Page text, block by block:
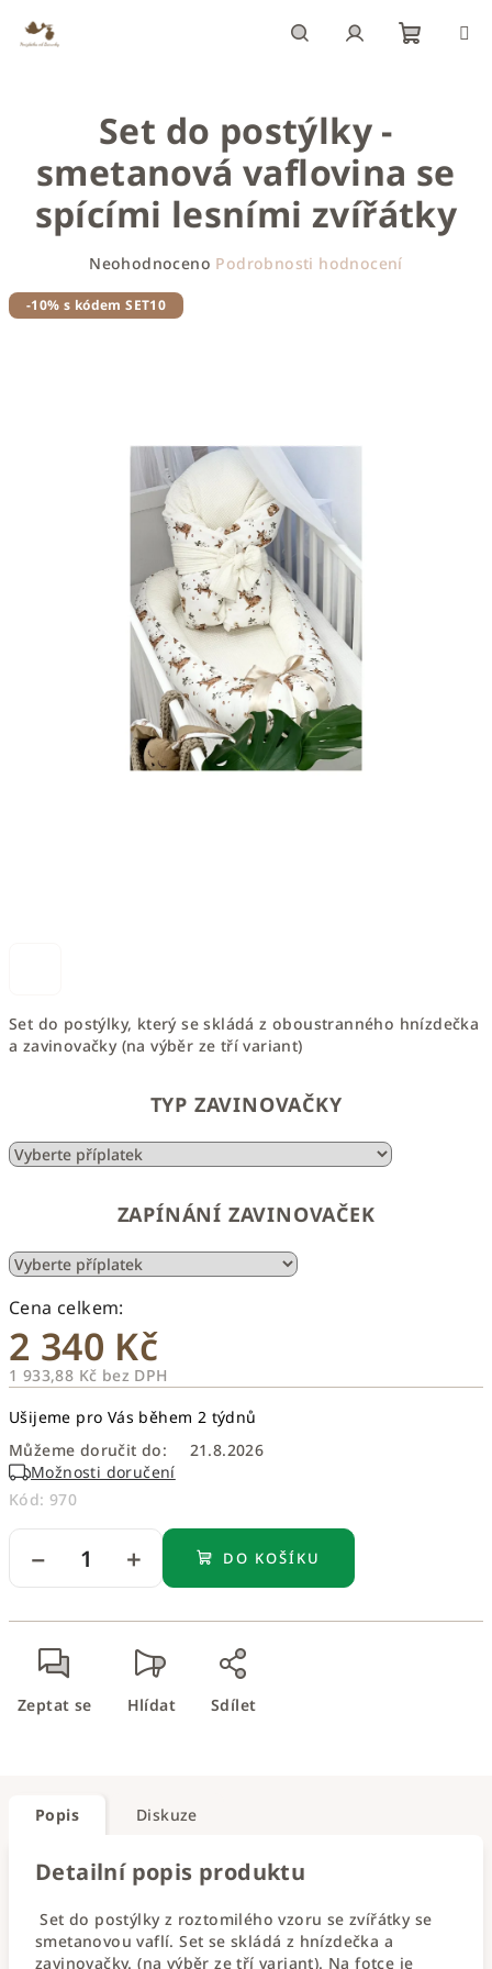
obsah
Set do postýlky, který se skládá z oboustranného hnízdečka
a zavinovačky (na výběr ze tří variant)
TYP ZAVINOVAČKY
ZAPÍNÁNÍ ZAVINOVAČEK
2 340 Kč
1 933,88 Kč bez DPH
cena:
Ušijeme pro Vás během 2 týdnů
Můžeme doručit do:
21.8.2026
Možnosti doručení
Kód: 970
+
− DO KOŠÍKU
Zeptat se Hlídat Sdílet
Set do postýlky -
smetanová vaflovina se
spícími lesními zvířátky
produktu
Neohodnoceno Podrobnosti hodnocení
-10% s kódem SET10
Popis Diskuze
Detailní popis produktu
Set do postýlky z roztomilého vzoru se zvířátky se
smetanovou vaflí. Set se skládá z hnízdečka a
zavinovačky. (na výběr ze tří variant). Na fotce je